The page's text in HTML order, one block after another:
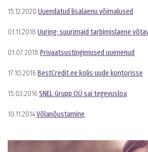
15.12.2020 Uuendatud lisalaenu võimalused
01.11.2018 Uuring: suurimaid tarbimislaene
01.07.2018 Privaatsustingimused uuenenud
17.10.2016 BestCredit.ee kolis uude kontorisse
15.03.2016 SNEL Grupp OÜ sai tegevusloa
10.11.2014Võlanõustamine